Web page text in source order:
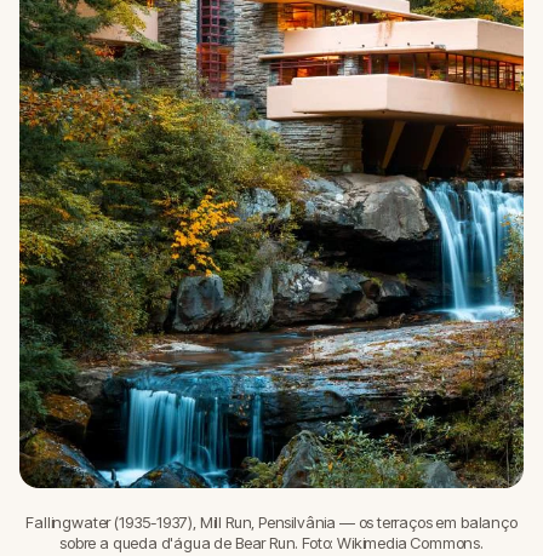
Fallingwater (1935-1937), Mill Run, Pensilvânia — os terraços em balanço
sobre a queda d'água de Bear Run. Foto: Wikimedia Commons.